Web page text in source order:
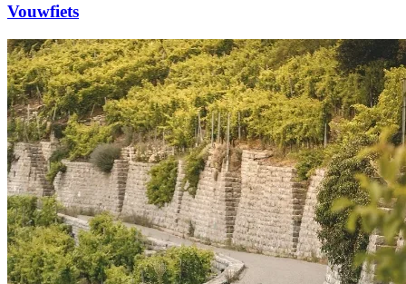
Vouwfiets